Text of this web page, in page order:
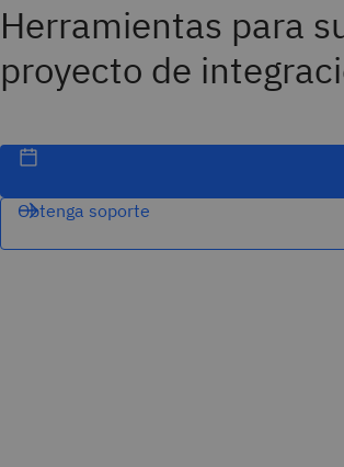
Herramientas para
proyecto de
Obtenga soporte